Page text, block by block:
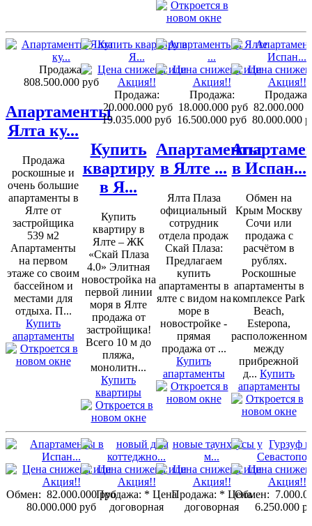
Продажа:
808.500.000 руб
Апартаменты
Ялта ку...
Продажа
роскошные и
очень большие
апартаменты в
Ялте от
застройщика
539 м2
Апартаменты
на первом
этаже со своим
бассейном и
местами для
отдыха. П...
Купить
апартаменты
Продажа:
20.000.000 руб
19.035.000 руб
Купить
квартиру
в Я...
Купить
квартиру в
Ялте – ЖК
«Скай Плаза
4.0» Элитная
новостройка на
первой линии
моря в Ялте
продажа от
застройщика!
Всего 10 м до
пляжа,
монолитн...
Купить
квартиры
Продажа:
18.000.000 руб
16.500.000 руб
Апартаменты
в Ялте ...
Ялта Плаза
официальный
сотрудник
отдела продаж
Скай Плаза:
Предлагаем
купить
апартаменты в
ялте с видом на
море в
новостройке -
прямая
продажа от ...
Купить
апартаменты
Продажа:
82.000.000
80.000.000
в Испан...
Обмен на
Крым Москву
Сочи или
продажа с
расчётом в
рублях.
Роскошные
апартаменты в
комплексе Park
Beach,
Estepona,
расположенном
между
прибрежной
д... Купить
апартаменты
Обмен: 82.000.000 руб
80.000.000 руб
Продажа: * Цена
договорная
Продажа: * Цена
договорная
Обмен:
6.250.000